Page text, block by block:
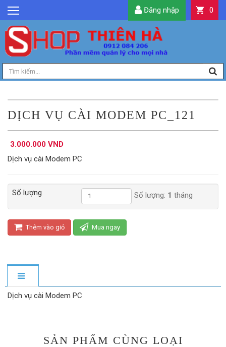
GIỚI THIỆU
TIN TỨC
SẢN PHẨM
DỊCH VỤ
LIÊN HỆ
TIỆN ÍCH
QUẢN LÝ
0
Đăng nhập
DỊCH VỤ CÀI MODEM PC_121
3.000.000 VND
Dịch vụ cài Modem PC
Số lượng Số lượng: 1 tháng
Thêm vào giỏ Mua ngay
Dịch vụ cài Modem PC
SẢN PHẨM CÙNG LOẠI